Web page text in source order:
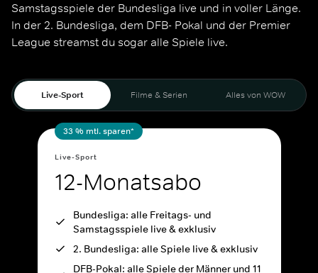
Samstagsspiele der Bundesliga live und in voller Länge.
In der 2. Bundesliga, dem DFB- Pokal und der Premier
League streamst du sogar alle Spiele live.
Live-Sport Filme & Serien Alles von WOW
33 % mtl. sparen*
Live-Sport
12-Monatsabo
Bundesliga: alle Freitags- und
Samstagsspiele live & exklusiv
2. Bundesliga: alle Spiele live & exklusiv
DFB-Pokal: alle Spiele der Männer und 11